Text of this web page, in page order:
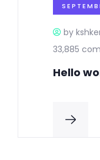
by
33,885
Hello